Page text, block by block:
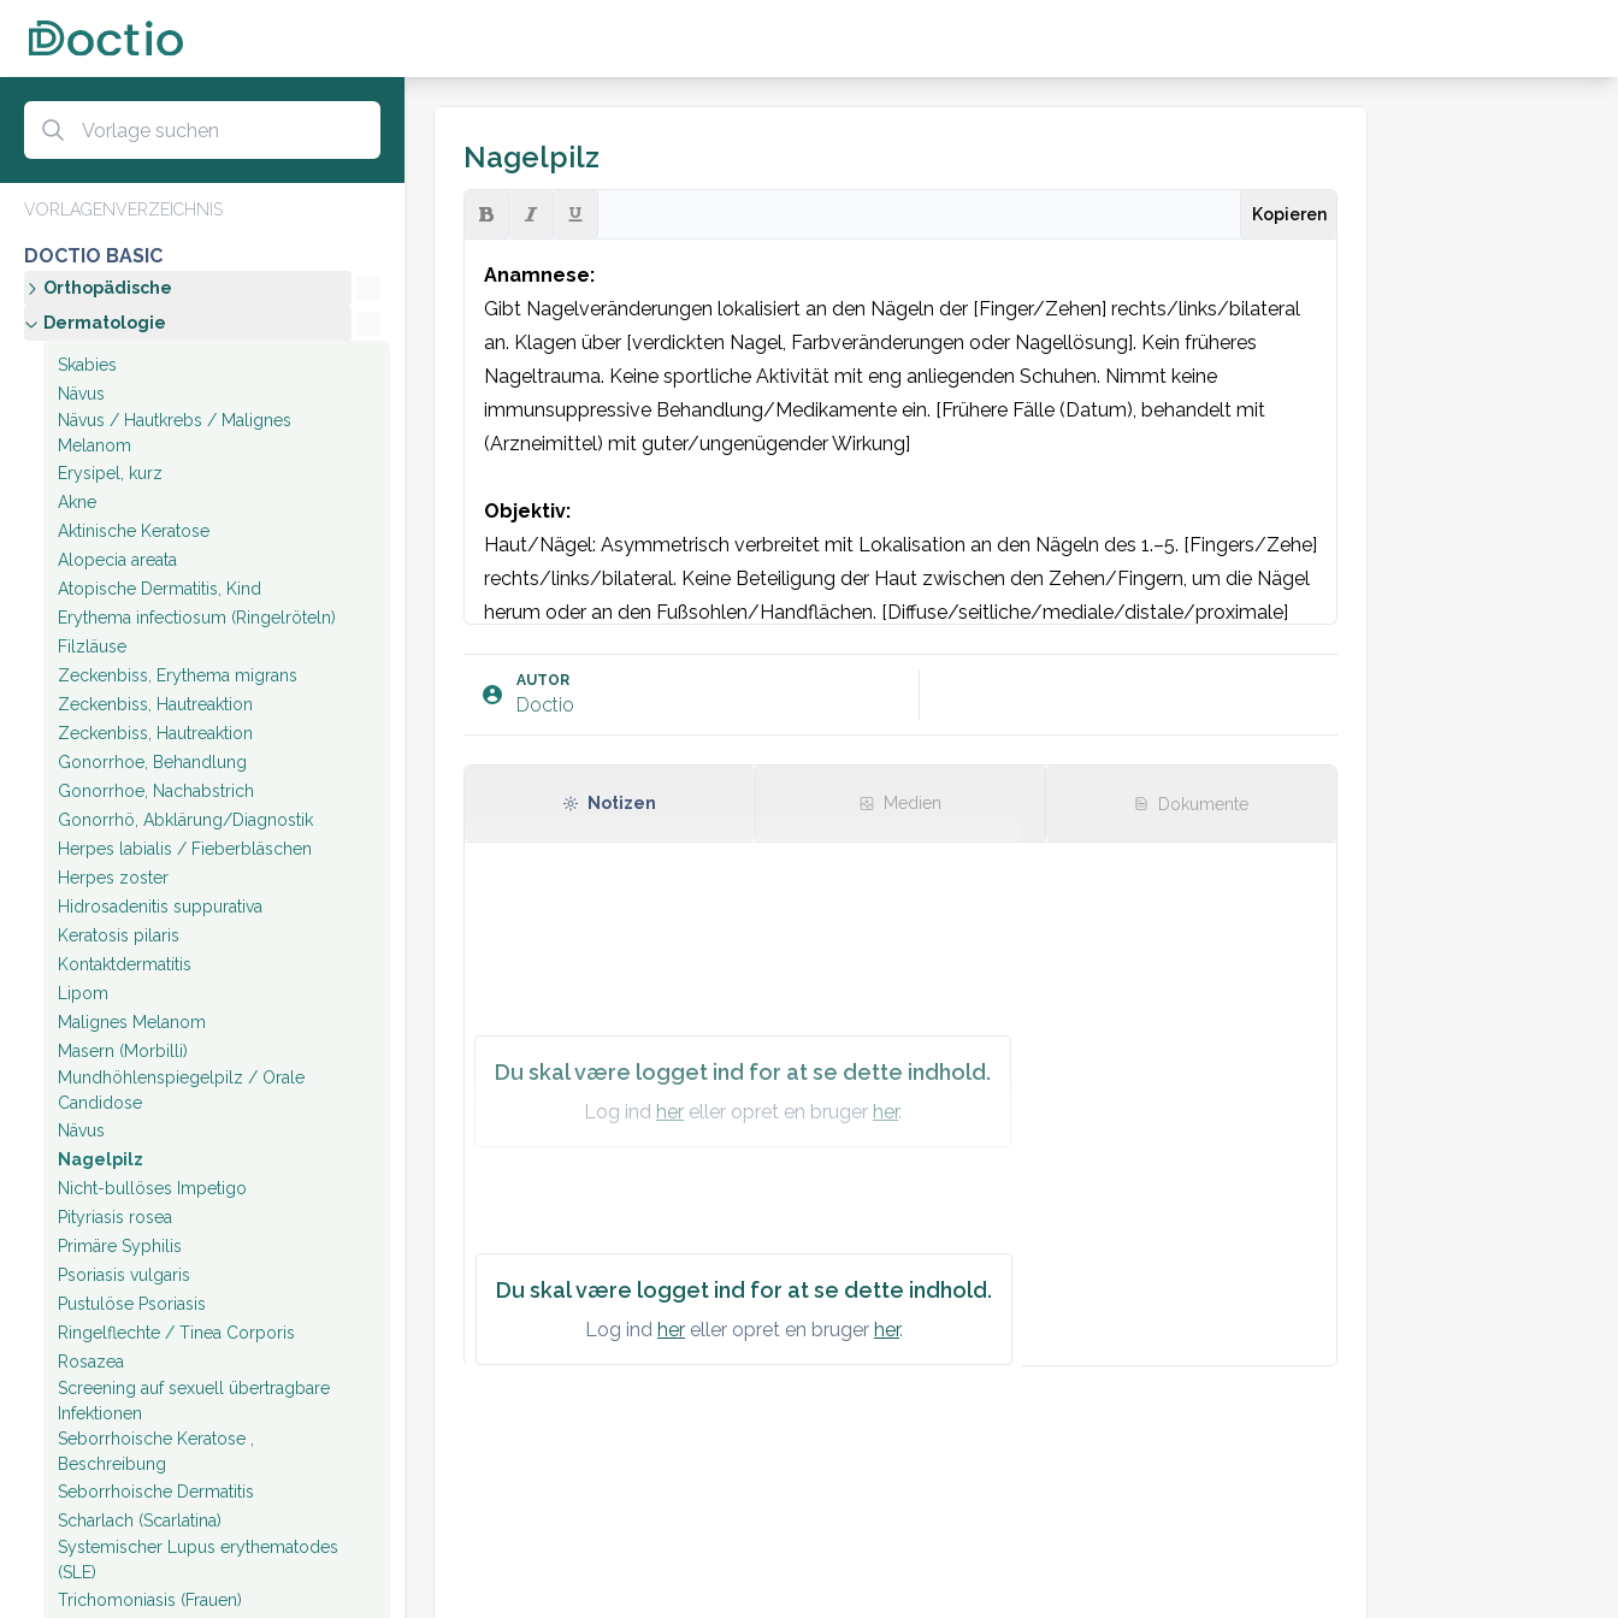
VORLAGENVERZEICHNIS
DOCTIO BASIC
Orthopädische
Dermatologie
Skabies
Nävus
Nävus / Hautkrebs / Malignes
Melanom
Erysipel, kurz
Akne
Aktinische Keratose
Alopecia areata
Atopische Dermatitis, Kind
Erythema infectiosum (Ringelröteln)
Filzläuse
Zeckenbiss, Erythema migrans
Zeckenbiss, Hautreaktion
Zeckenbiss, Hautreaktion
Gonorrhoe, Behandlung
Gonorrhoe, Nachabstrich
Gonorrhö, Abklärung/Diagnostik
Herpes labialis / Fieberbläschen
Herpes zoster
Hidrosadenitis suppurativa
Keratosis pilaris
Kontaktdermatitis
Lipom
Malignes Melanom
Masern (Morbilli)
Mundhöhlenspiegelpilz / Orale
Candidose
Nävus
Nagelpilz
Nicht-bullöses Impetigo
Pityriasis rosea
Primäre Syphilis
Psoriasis vulgaris
Pustulöse Psoriasis
Ringelflechte / Tinea Corporis
Rosazea
Screening auf sexuell übertragbare
Infektionen
Seborrhoische Keratose ,
Beschreibung
Seborrhoische Dermatitis
Scharlach (Scarlatina)
Systemischer Lupus erythematodes
(SLE)
Trichomoniasis (Frauen)
Nagelpilz
Kopieren
Anamnese:
Gibt Nagelveränderungen lokalisiert an den Nägeln der [Finger/Zehen] rechts/links/bilateral
an. Klagen über [verdickten Nagel, Farbveränderungen oder Nagellösung]. Kein früheres
Nageltrauma. Keine sportliche Aktivität mit eng anliegenden Schuhen. Nimmt keine
immunsuppressive Behandlung/Medikamente ein. [Frühere Fälle (Datum), behandelt mit
(Arzneimittel) mit guter/ungenügender Wirkung]
Objektiv:
Haut/Nägel: Asymmetrisch verbreitet mit Lokalisation an den Nägeln des 1.–5. [Fingers/Zehe]
rechts/links/bilateral. Keine Beteiligung der Haut zwischen den Zehen/Fingern, um die Nägel
herum oder an den Fußsohlen/Handflächen. [Diffuse/seitliche/mediale/distale/proximale]
und brüchiger, poröser Nagel sichtbar.
Du skal være logget ind for at se dette indhold.
Log ind her eller opret en bruger her.
AUTOR
Doctio
Notizen Medien Dokumente
Du skal være logget ind for at se dette indhold.
Log ind her eller opret en bruger her.